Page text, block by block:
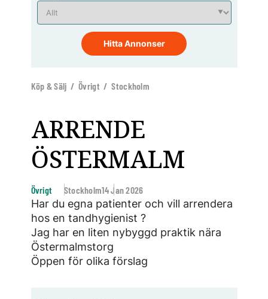
Hitta Annonser
Köp & Sälj / Övrigt / Stockholm
ARRENDE
ÖSTERMALM
Övrigt Stockholm14 Jan 2026
Har du egna patienter och vill arrendera
hos en tandhygienist ?
Jag har en liten nybyggd praktik nära
Östermalmstorg
Öppen för olika förslag